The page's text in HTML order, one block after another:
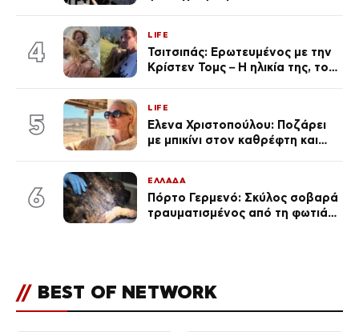
εκ. likes
4
LIFE
Τσιτσιπάς: Ερωτευμένος με την
Κρίστεν Τομς – Η ηλικία της, το
5
LIFE
Έλενα Χριστοπούλου: Ποζάρει
με μπικίνι στον καθρέφτη και
καθεμία…» (Βίντεο)
6
ΕΛΛΑΔΑ
Πόρτο Γερμενό: Σκύλος σοβαρά
τραυματισμένος από τη φωτιά
// BEST OF NETWORK